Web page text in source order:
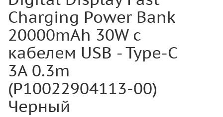
Charging Power Bank
20000mAh 30W с
кабелем USB - Type-C
3A 0.3m
(P10022904113-00)
Черный